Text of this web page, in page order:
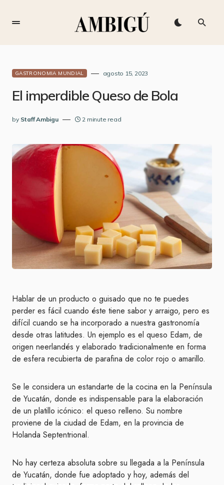
GASTRONOMIA MUNDIAL agosto 15, 2023
El imperdible Queso de Bola
by Staff Ambigu 2 minute read
Hablar de un producto o guisado que no te puedes
perder es fácil cuando éste tiene sabor y arraigo, pero es
difícil cuando se ha incorporado a nuestra gastronomía
desde otras latitudes. Un ejemplo es el queso Edam, de
origen neerlandés y elaborado tradicionalmente en forma
de esfera recubierta de parafina de color rojo o amarillo.
Se le considera un estandarte de la cocina en la Península
de Yucatán, donde es indispensable para la elaboración
de un platillo icónico: el queso relleno. Su nombre
proviene de la ciudad de Edam, en la provincia de
Holanda Septentrional.
No hay certeza absoluta sobre su llegada a la Península
de Yucatán, donde fue adoptado y hoy, además del